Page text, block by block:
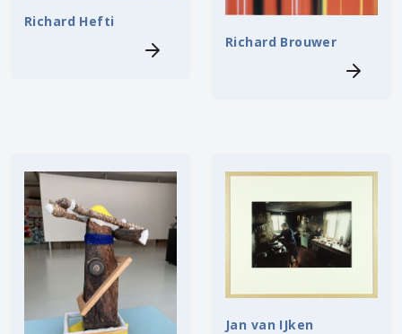
Richard Hefti
Richard Brouwer
Jan van IJken